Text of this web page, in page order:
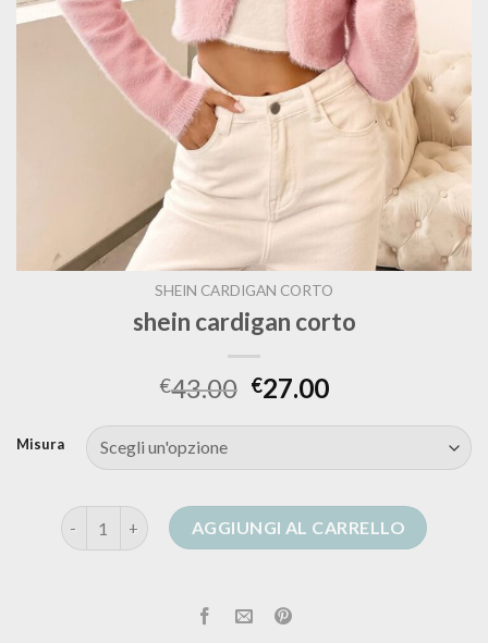
SHEIN CARDIGAN CORTO
shein cardigan corto
€43.00 €27.00
Misura
shein cardigan corto quantitàAGGIUNGI AL CARRELLO